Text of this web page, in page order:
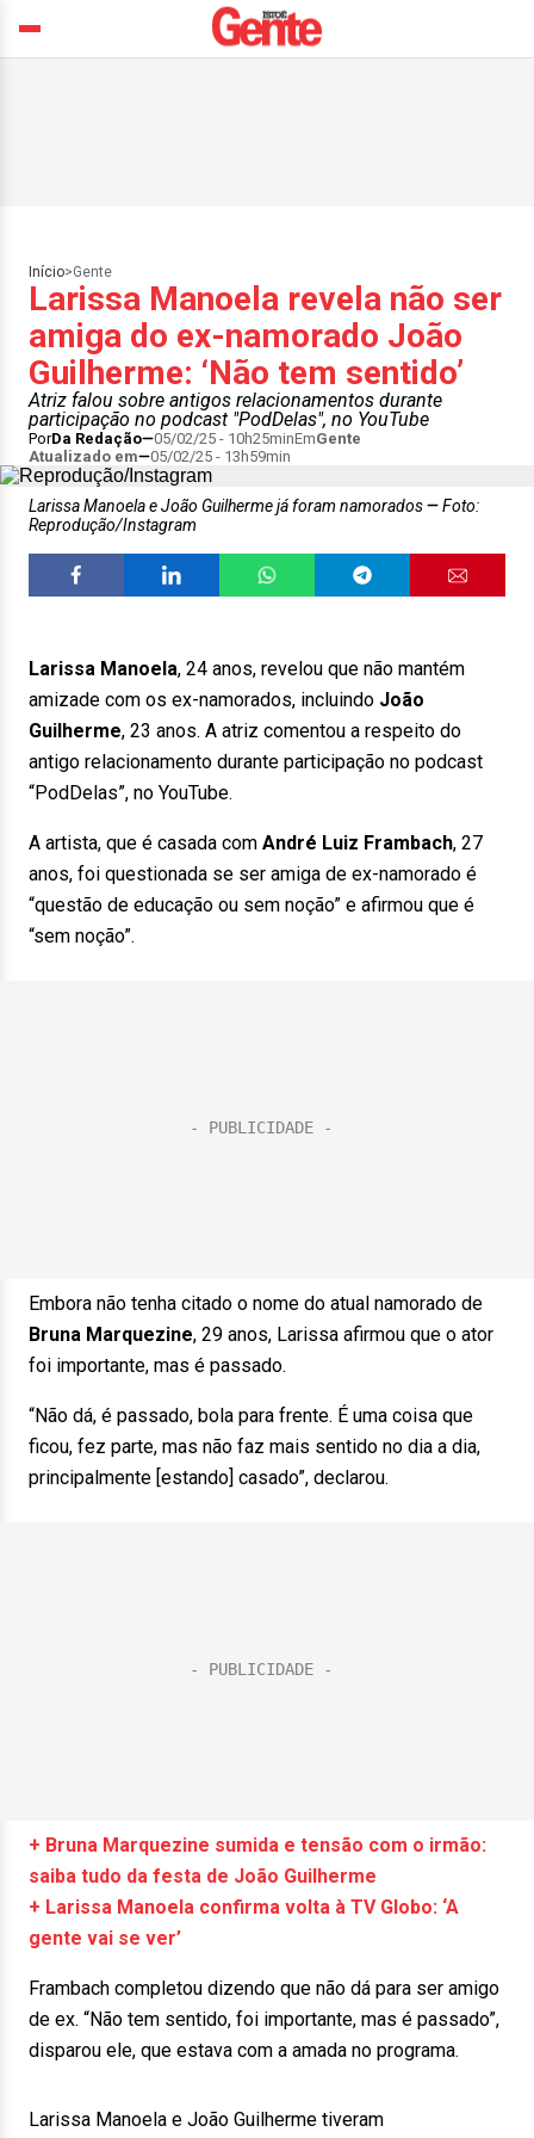
Início>Gente
Larissa Manoela revela não ser
amiga do ex-namorado João
Guilherme: ‘Não tem sentido’
Atriz falou sobre antigos relacionamentos durante
participação no podcast "PodDelas", no YouTube
PorDa Redação 05/02/25 - 10h25minEmGente
Atualizado em
05/02/25 - 13h59min
Larissa Manoela e João Guilherme já foram namorados
Foto:
Reprodução/Instagram
Larissa Manoela, 24 anos, revelou que não mantém
amizade com os ex-namorados, incluindo João
Guilherme, 23 anos. A atriz comentou a respeito do
antigo relacionamento durante participação no podcast
“PodDelas”, no YouTube.
A artista, que é casada com André Luiz Frambach, 27
anos, foi questionada se ser amiga de ex-namorado é
“questão de educação ou sem noção” e afirmou que é
“sem noção”.
Embora não tenha citado o nome do atual namorado de
Bruna Marquezine, 29 anos, Larissa afirmou que o ator
foi importante, mas é passado.
“Não dá, é passado, bola para frente. É uma coisa que
ficou, fez parte, mas não faz mais sentido no dia a dia,
principalmente [estando] casado”, declarou.
+ Bruna Marquezine sumida e tensão com o irmão:
saiba tudo da festa de João Guilherme
+ Larissa Manoela confirma volta à TV Globo: ‘A
gente vai se ver’
Frambach completou dizendo que não dá para ser amigo
de ex. “Não tem sentido, foi importante, mas é passado”,
disparou ele, que estava com a amada no programa.
Larissa Manoela e João Guilherme tiveram